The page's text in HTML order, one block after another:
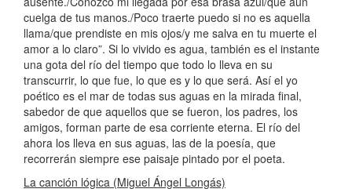
cuelga de tus manos./Poco traerte puedo si no es aquella
llama/que prendiste en mis ojos/y me salva en tu muerte el
amor a lo claro”. Si lo vivido es agua, también es el instante
una gota del río del tiempo que todo lo lleva en su
transcurrir, lo que fue, lo que es y lo que será. Así el yo
poético es el mar de todas sus aguas en la mirada final,
sabedor de que aquellos que se fueron, los padres, los
amigos, forman parte de esa corriente eterna. El río del
ahora los lleva en sus aguas, las de la poesía, que
recorrerán siempre ese paisaje pintado por el poeta.
La canción lógica (Miguel Ángel Longás)